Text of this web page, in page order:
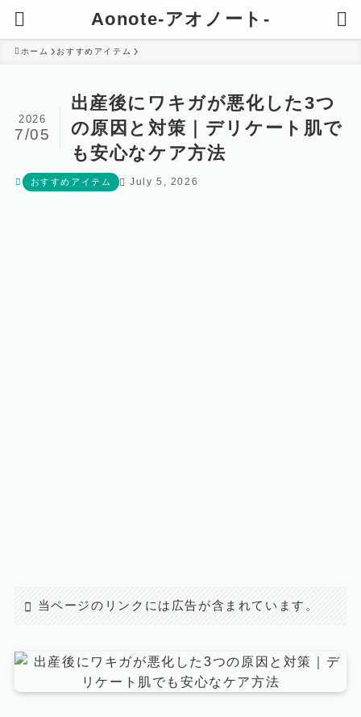
Aonote-アオノート-
ホーム おすすめアイテム
出産後にワキガが悪化した3つ
の原因と対策｜デリケート肌で
も安心なケア方法
2026
7/05
おすすめアイテム July 5, 2026
当ページのリンクには広告が含まれています。